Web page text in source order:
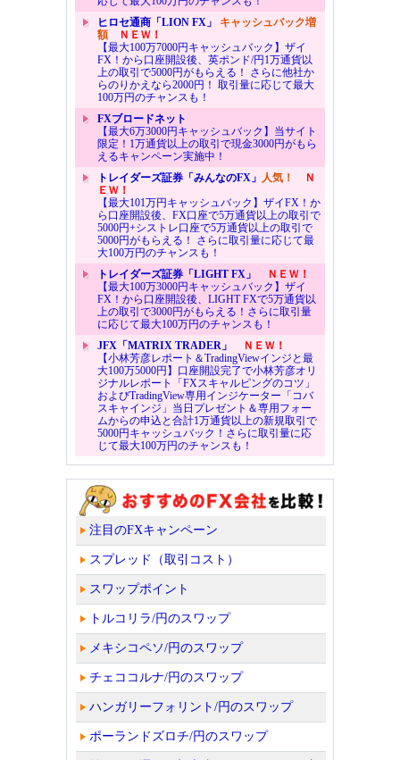
ヒロセ通商「LION FX」 キャッシュバック増
額ＮＥＷ！
【最大100万7000円キャッシュバック】ザイ
FX！から口座開設後、英ポンド/円1万通貨以
上の取引で5000円がもらえる！ さらに他社か
らのりかえなら2000円！ 取引量に応じて最大
100万円のチャンスも！
FXブロードネット
【最大6万3000円キャッシュバック】当サイト
限定！1万通貨以上の取引で現金3000円がもら
えるキャンペーン実施中！
トレイダーズ証券「みんなのFX」 人気！
Ｎ
ＥＷ！
【最大101万円キャッシュバック】ザイFX！か
ら口座開設後、FX口座で5万通貨以上の取引で
5000円+シストレ口座で5万通貨以上の取引で
5000円がもらえる！ さらに取引量に応じて最
大100万円のチャンスも！
トレイダーズ証券「LIGHT FX」
ＮＥＷ！
【最大100万3000円キャッシュバック】ザイ
FX！から口座開設後、LIGHT FXで5万通貨以
上の取引で3000円がもらえる！さらに取引量
に応じて最大100万円のチャンスも！
JFX「MATRIX TRADER」
ＮＥＷ！
【小林芳彦レポート＆TradingViewインジと最
大100万5000円】口座開設完了で小林芳彦オリ
ジナルレポート「FXスキャルピングのコツ」
およびTradingView専用インジケーター「コバ
スキャインジ」当日プレゼント＆専用フォー
ムからの申込と合計1万通貨以上の新規取引で
5000円キャッシュバック！さらに取引量に応
じて最大100万円のチャンスも！
注目のFXキャンペーン
スプレッド（取引コスト）
スワップポイント
トルコリラ/円のスワップ
メキシコペソ/円のスワップ
チェココルナ/円のスワップ
ハンガリーフォリント/円のスワップ
ポーランドズロチ/円のスワップ